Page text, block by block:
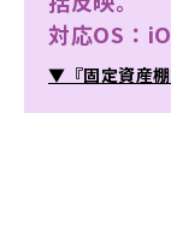
対応OS：
▼『固定資産